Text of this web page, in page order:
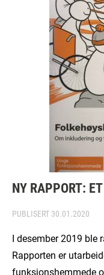
NY RAPPORT:
PUBLISERT 30.01.2020
I desember 2019 ble
Rapporten er
funksjonshemmede